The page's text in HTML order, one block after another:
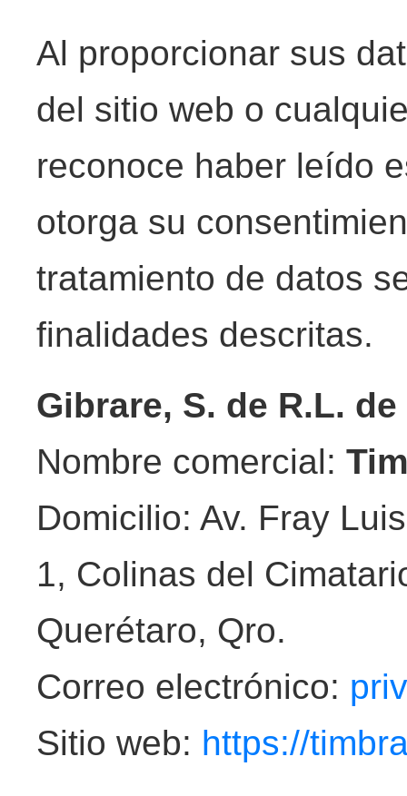
Al proporcionar sus
del sitio web o
reconoce haber leído
otorga su
tratamiento de datos
finalidades descritas.
Gibrare, S. de R.L. de
Nombre comercial:
Domicilio: Av. Fray
1, Colinas del
Querétaro, Qro.
Correo electrónico:
Sitio web: https://